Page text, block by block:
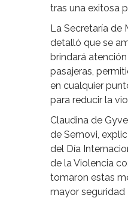
tras una exitosa
La Secretaría de
detalló que se
brindará
pasajeras,
en cualquier
para reducir la
Claudina de
de Semovi,
del Día
de la Violencia
tomaron estas
mayor seguridad